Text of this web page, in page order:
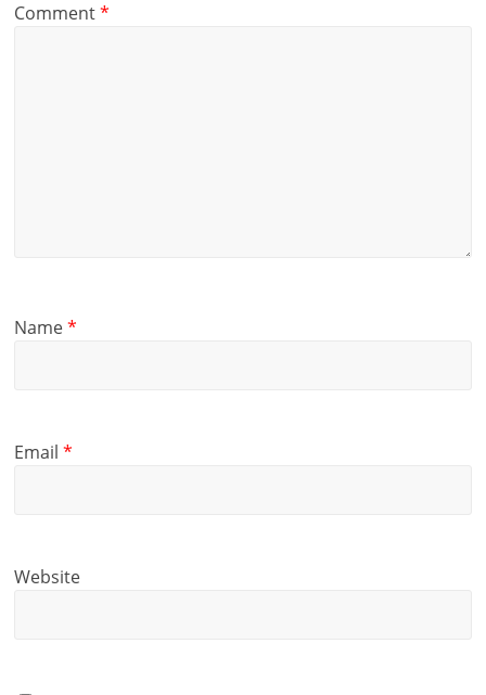
Comment*
Name*
Email*
Website